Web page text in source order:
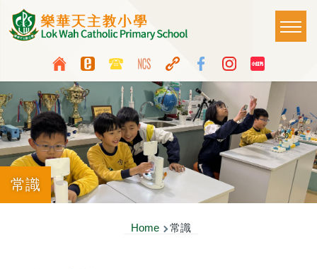
Skip to main content
Top
Media
Icon
Button
Language
switcher
Main
常識
Home 常識